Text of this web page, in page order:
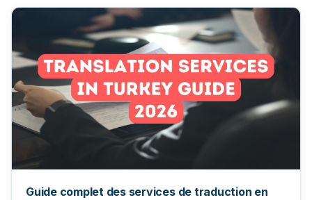
Guide complet des services de traduction en